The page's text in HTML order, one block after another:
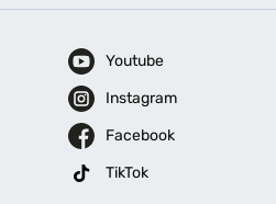
Youtube
Instagram
Facebook
TikTok